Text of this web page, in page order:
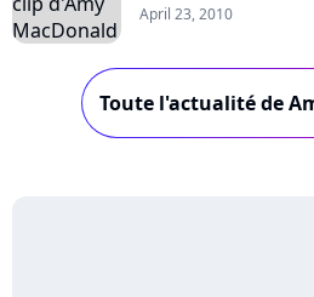
April 23, 2010
Toute l'actualité de